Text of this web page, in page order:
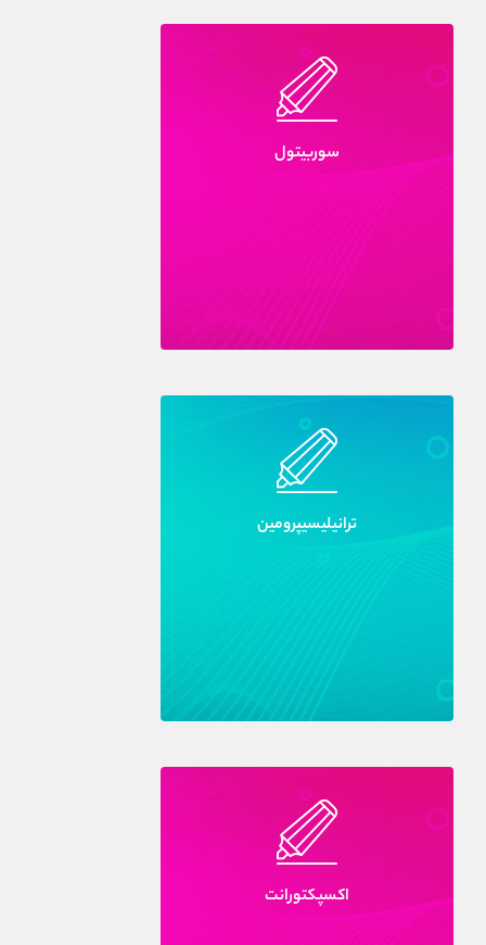
سوربيتول
ترانيليسيپرومين
اکسپکتورانت